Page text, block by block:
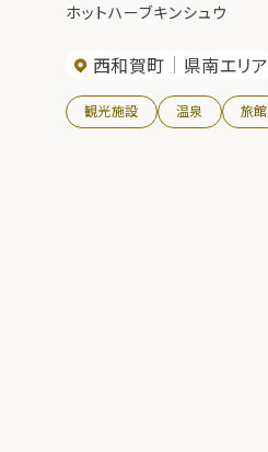
ホットハーブキンシュウ
西和賀町 県南エリア
観光施設 温泉 旅館